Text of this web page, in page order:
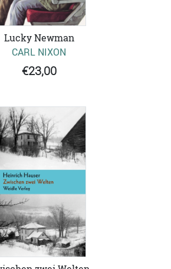
Lucky Newman
CARL NIXON
€23,00